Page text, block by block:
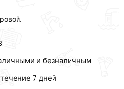
и безналичным
7 дней